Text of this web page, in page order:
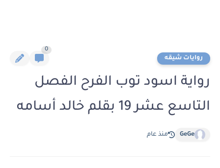
روايات شيقه
0
رواية اسود توب الفرح الفصل
التاسع عشر 19 بقلم خالد أسامه
GeGe منذ عام